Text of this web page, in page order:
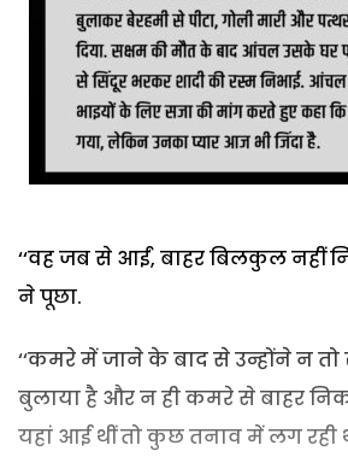
‘‘वह जब से आईं, बाहर बिलकुल नहीं
ने पूछा.
‘‘कमरे में जाने के बाद से उन्होंने न
बुलाया है और न ही कमरे से बाहर
यहां आई थीं तो कुछ तनाव में लग रही